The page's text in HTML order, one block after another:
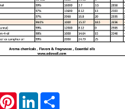
PinterestLinkedIn